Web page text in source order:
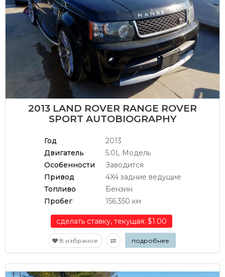
2013 LAND ROVER RANGE ROVER
SPORT AUTOBIOGRAPHY
Год
2013
Двигатель
5.0L Модель
Особенности
Заводится
Привод
4X4 задние ведущие
Топливо
Бензин
Пробег
156.350 км
сделать ставку, текущая: $1.00
В избраное подробнее